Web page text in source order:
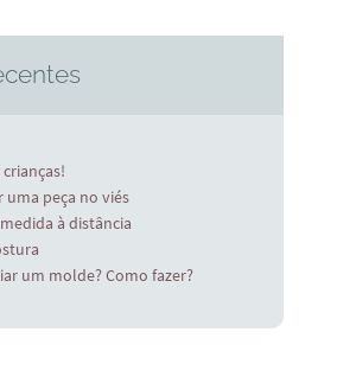
uma peça no viés
à distância
um molde? Como fazer?